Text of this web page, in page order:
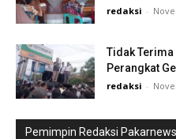
redaksi -
Tidak Terima
Perangkat
redaksi -
Pemimpin Redaksi